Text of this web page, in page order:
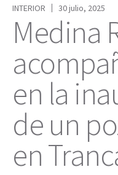
INTERIOR
30 julio, 2025
Medina
en la
de un
en